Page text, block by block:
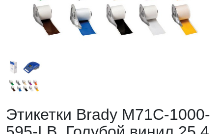
Этикетки Brady M71C-1000-